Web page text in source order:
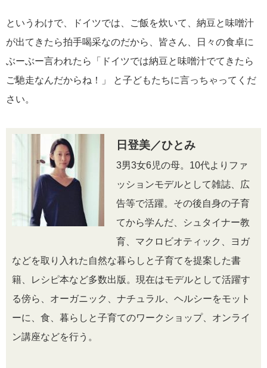
というわけで、ドイツでは、ご飯を炊いて、納豆と味噌汁
が出てきたら拍手喝采なのだから、皆さん、日々の食卓に
ぶーぶー言われたら「ドイツでは納豆と味噌汁でてきたら
ご馳走なんだからね！」 と子どもたちに言っちゃってくだ
さい。
日登美／ひとみ
3男3女6児の母。10代よりファ
ッションモデルとして雑誌、広
告等で活躍。その後自身の子育
てから学んだ、シュタイナー教
育、マクロビオティック、ヨガ
などを取り入れた自然な暮らしと子育てを提案した書
籍、レシピ本など多数出版。現在はモデルとして活躍す
る傍ら、オーガニック、ナチュラル、ヘルシーをモット
ーに、食、暮らしと子育てのワークショップ、オンライ
ン講座などを行う。